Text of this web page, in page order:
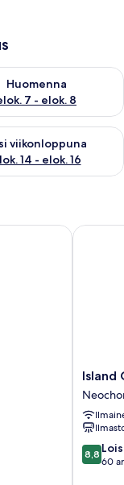
7
Huomenna
7 - elok. 8
saatavuus
7 - elok. 9
viikonloppuna
14 - elok. 16
viikonlopun
Island
City
Hotel
Island
8.8
kautta
8,8
60
Island